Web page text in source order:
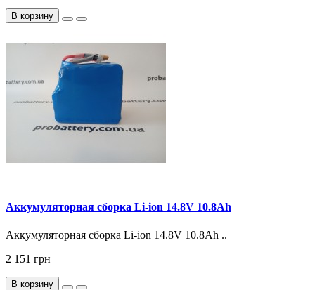
В корзину
Аккумуляторная сборка Li-ion 14.8V 10.8Ah
Аккумуляторная сборка Li-ion 14.8V 10.8Ah ..
2 151 грн
В корзину